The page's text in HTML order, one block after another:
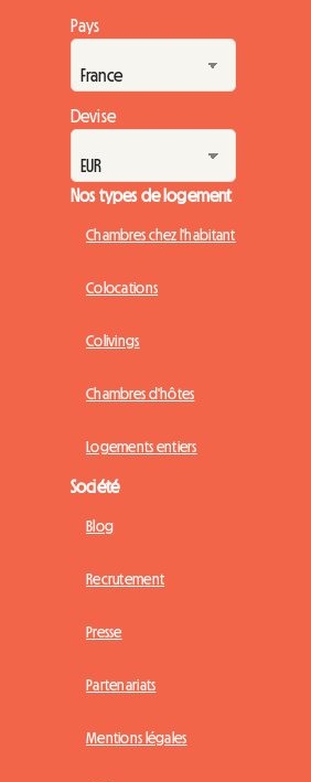
tendance de fond qui s'accélère en
transition massive de la location de
location de chambres individuelles. Mai...
Pays
Devise
Nos types de logement
Chambres chez l'habitant
Colocations
Colivings
Chambres d'hôtes
Logements entiers
Société
Blog
Recrutement
Presse
Partenariats
Mentions légales